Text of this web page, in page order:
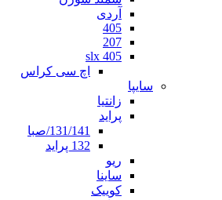
آردی
405
207
405 slx
اچ سی کراس
سایپا
زانتیا
پراید
131/141/صبا
132 پراید
ریو
ساینا
کوییک